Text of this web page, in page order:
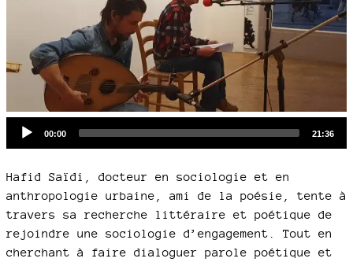
Current
00:00
Total
21:36
Hafid Saïdi, docteur en sociologie et en
anthropologie urbaine, ami de la poésie, tente à
travers sa recherche littéraire et poétique de
rejoindre une sociologie d’engagement. Tout en
cherchant à faire dialoguer parole poétique et